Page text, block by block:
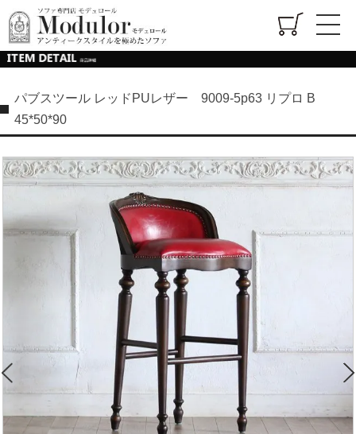
パブスツール レッドPUレザー 9009-5p63 リプロ B
45*50*90